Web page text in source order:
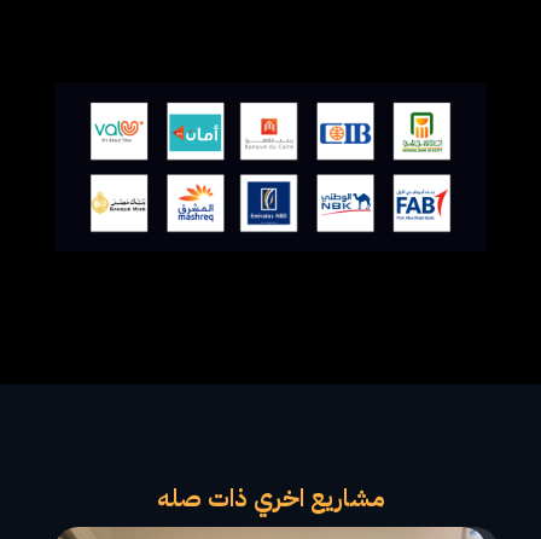
مشاريع اخري ذات صله